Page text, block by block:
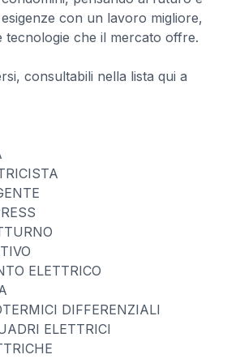
con un lavoro migliore,
tecnologie che il mercato offre.
consultabili nella lista qui a
ELETTRICO
DIFFERENZIALI
ELETTRICI